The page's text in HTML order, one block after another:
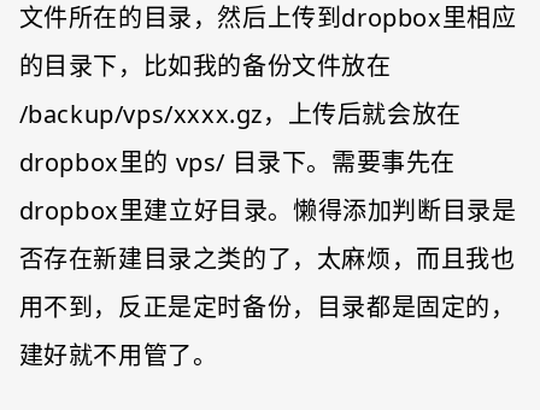
文件所在的目录，然后上传到dropbox里相应
的目录下，比如我的备份文件放在
/backup/vps/xxxx.gz，上传后就会放在
dropbox里的 vps/ 目录下。需要事先在
dropbox里建立好目录。懒得添加判断目录是
否存在新建目录之类的了，太麻烦，而且我也
用不到，反正是定时备份，目录都是固定的，
建好就不用管了。